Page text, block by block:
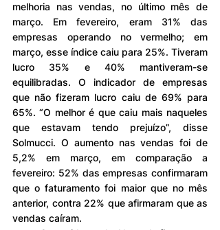
melhoria nas vendas, no último mês de
março. Em fevereiro, eram 31% das
empresas operando no vermelho; em
março, esse índice caiu para 25%. Tiveram
lucro 35% e 40% mantiveram-se
equilibradas. O indicador de empresas
que não fizeram lucro caiu de 69% para
65%. “O melhor é que caiu mais naqueles
que estavam tendo prejuízo”, disse
Solmucci. O aumento nas vendas foi de
5,2% em março, em comparação a
fevereiro: 52% das empresas confirmaram
que o faturamento foi maior que no mês
anterior, contra 22% que afirmaram que as
vendas caíram.